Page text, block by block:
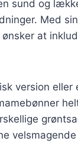
sund og
Med
at
version eller